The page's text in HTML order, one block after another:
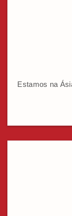
Estamos na